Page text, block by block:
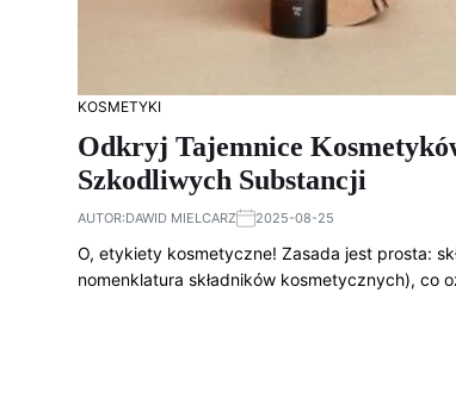
KOSMETYKI
Odkryj Tajemnice
Szkodliwych Substancji
AUTOR:DAWID MIELCARZ 2025-08-25
O, etykiety kosmetyczne! Zasada jest prosta:
nomenklatura składników kosmetycznych), co